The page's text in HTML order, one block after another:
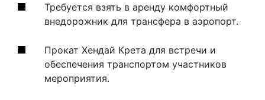
Требуется взять в аренду комфортный
внедорожник для трансфера в аэропорт.
Прокат Хендай Крета для встречи и
обеспечения транспортом участников
мероприятия.